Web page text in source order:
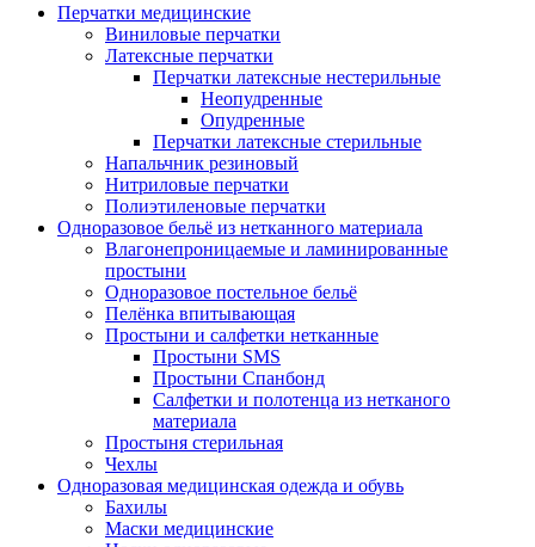
Перчатки медицинские
Виниловые перчатки
Латексные перчатки
Перчатки латексные нестерильные
Неопудренные
Опудренные
Перчатки латексные стерильные
Напальчник резиновый
Нитриловые перчатки
Полиэтиленовые перчатки
Одноразовое бельё из нетканного материала
Влагонепроницаемые и ламинированные
простыни
Одноразовое постельное бельё
Пелёнка впитывающая
Простыни и салфетки нетканные
Простыни SMS
Простыни Спанбонд
Салфетки и полотенца из нетканого
материала
Простыня стерильная
Чехлы
Одноразовая медицинская одежда и обувь
Бахилы
Маски медицинские